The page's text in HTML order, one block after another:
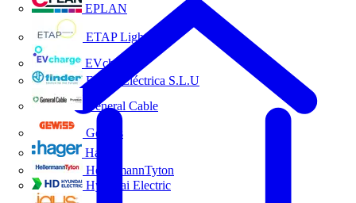
EPLAN
ETAP Lighting
EVcharge
Finder Eléctrica S.L.U
General Cable
Gewiss
Hager
HellermannTyton
Hyundai Electric